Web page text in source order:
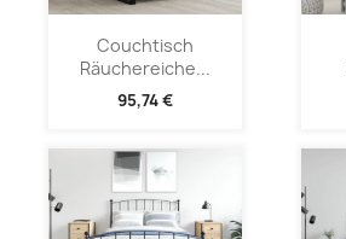
Couchtisch
Räuchereiche...
95,74 €